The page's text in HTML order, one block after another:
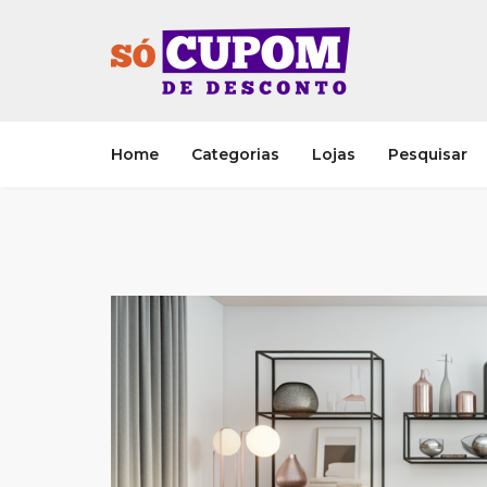
Home Categorias Lojas Pesquisar